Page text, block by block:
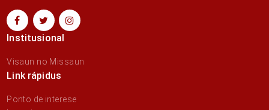
Institusional
Visaun no Missaun
Link rápidus
Ponto de interese